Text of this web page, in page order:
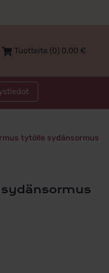
Tuotteita (0) 0,00 €
tytölle sydänsormus